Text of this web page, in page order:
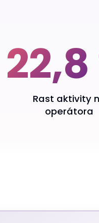
22,8
Rast aktivity
operátora